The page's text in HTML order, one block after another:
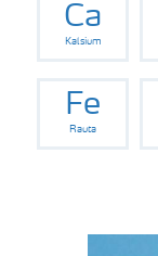
Ca
Kalsium
Fe
Rauta